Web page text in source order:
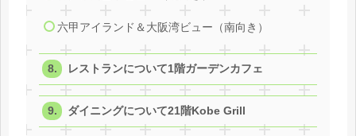
六甲アイランド＆大阪湾ビュー（南向き）
レストランについて1階ガーデンカフェ
ダイニングについて21階Kobe Grill